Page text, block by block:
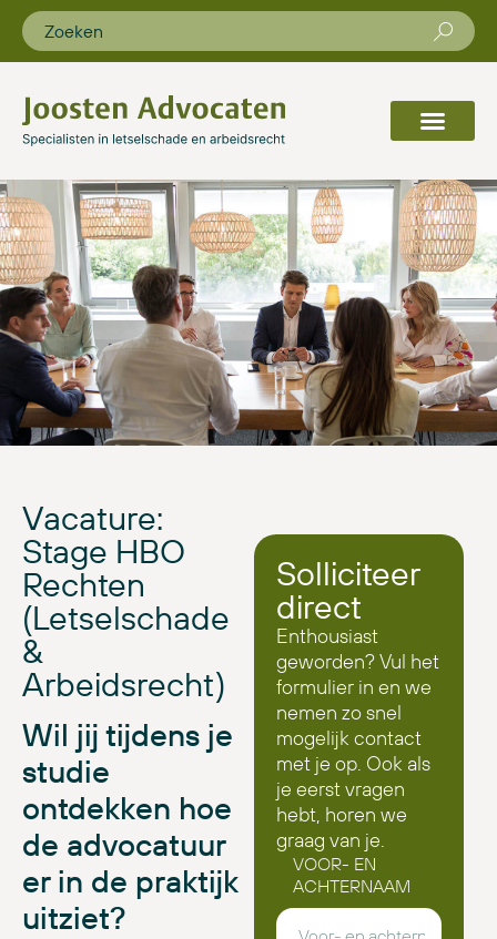
Vacature:
Stage HBO
Rechten
(Letselschade
&
Arbeidsrecht)
Wil jij tijdens je
studie
ontdekken hoe
de advocatuur
er in de praktijk
uitziet?
Solliciteer
direct
Enthousiast
geworden? Vul het
formulier in en we
nemen zo snel
mogelijk contact
met je op. Ook als
je eerst vragen
hebt, horen we
graag van je.
VOOR- EN
ACHTERNAAM